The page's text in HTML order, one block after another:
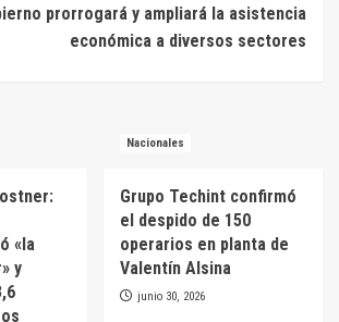
prorrogará y ampliará la asistencia
económica a diversos sectores
«la
y
Nacionales
Grupo Techint confirmó
el despido de 150
operarios en planta de
Valentín Alsina
junio 30, 2026